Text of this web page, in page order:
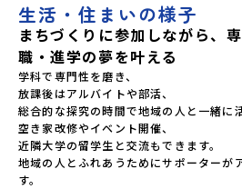
生活・住まいの様子
まちづくりに参加しながら、
職・進学の夢を叶える
学科で専門性を磨き、
放課後はアルバイトや部活、
総合的な探究の時間で地域の人と一緒に
空き家改修やイベント開催、
近隣大学の留学生と交流もできます。
地域の人とふれあうためにサポーターが
す。